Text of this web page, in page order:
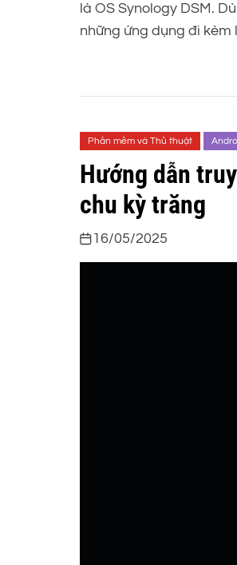
là OS Synology DSM.
những ứng dụng đi
Phần mềm và Thủ thuật
Hướng dẫn
chu kỳ trăng
16/05/2025